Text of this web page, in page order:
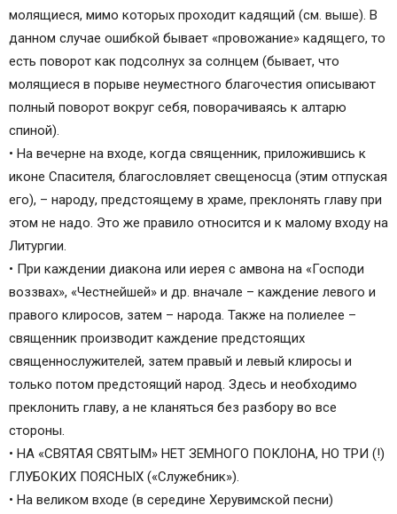
молящиеся, мимо которых проходит кадящий (см. выше). В
данном случае ошибкой бывает «провожание» кадящего, то
есть поворот как подсолнух за солнцем (бывает, что
молящиеся в порыве неуместного благочестия описывают
полный поворот вокруг себя, поворачиваясь к алтарю
спиной).
• На вечерне на входе, когда священник, приложившись к
иконе Спасителя, благословляет свещеносца (этим отпуская
его), – народу, предстоящему в храме, преклонять главу при
этом не надо. Это же правило относится и к малому входу на
Литургии.
• При каждении диакона или иерея с амвона на «Господи
воззвах», «Честнейшей» и др. вначале – каждение левого и
правого клиросов, затем – народа. Также на полиелее –
священник производит каждение предстоящих
священнослужителей, затем правый и левый клиросы и
только потом предстоящий народ. Здесь и необходимо
преклонить главу, а не кланяться без разбору во все
стороны.
• НА «СВЯТАЯ СВЯТЫМ» НЕТ ЗЕМНОГО ПОКЛОНА, НО ТРИ (!)
ГЛУБОКИХ ПОЯСНЫХ («Служебник»).
• На великом входе (в середине Херувимской песни)